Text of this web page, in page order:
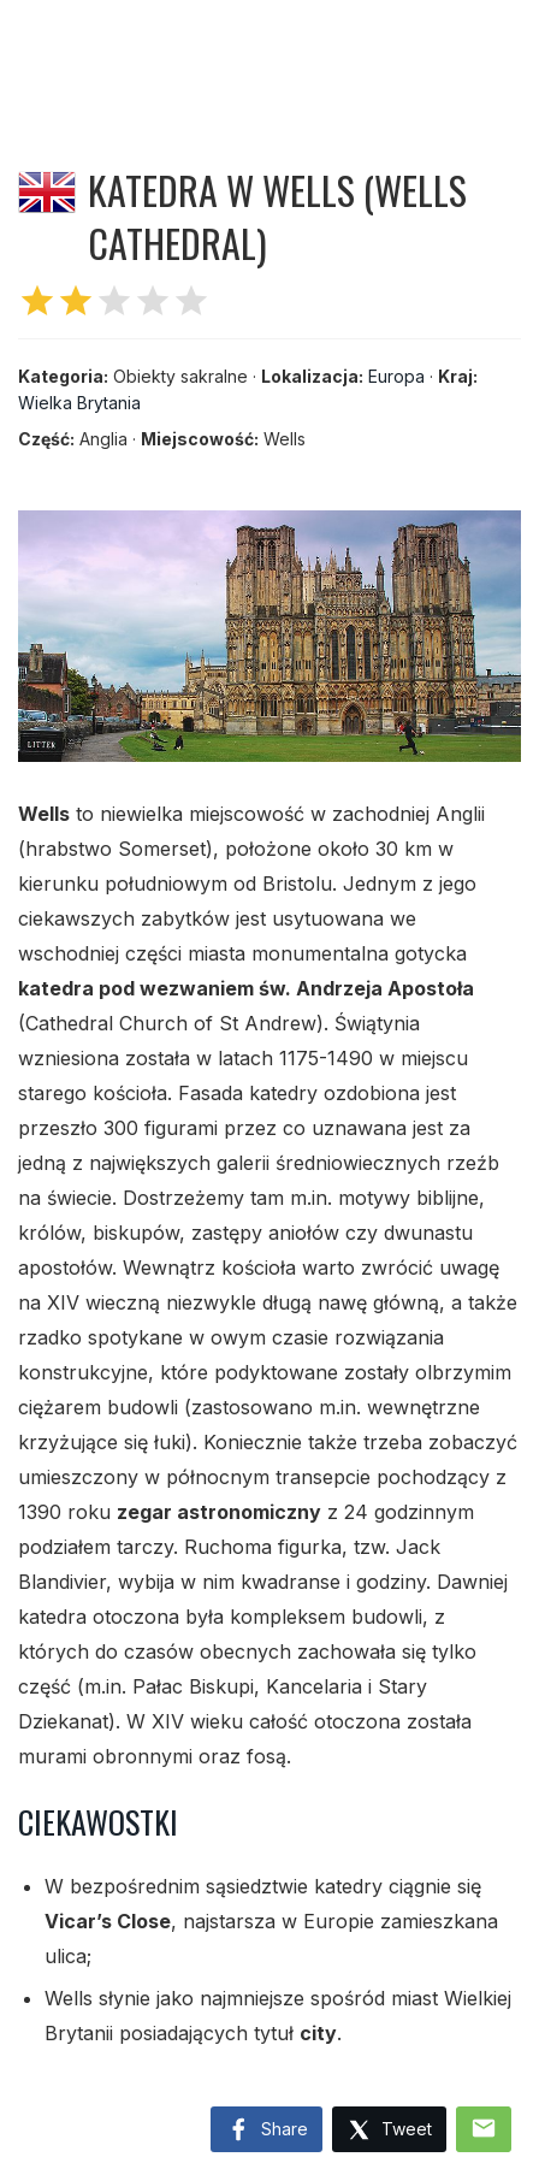
KATEDRA W WELLS (WELLS
CATHEDRAL)
starstar star star star
Kategoria: Obiekty sakralne · Lokalizacja: Europa · Kraj:
Wielka Brytania
Część: Anglia · Miejscowość: Wells
Wells to niewielka miejscowość w zachodniej Anglii
(hrabstwo Somerset), położone około 30 km w
kierunku południowym od Bristolu. Jednym z jego
ciekawszych zabytków jest usytuowana we
wschodniej części miasta monumentalna gotycka
katedra pod wezwaniem św. Andrzeja Apostoła
(Cathedral Church of St Andrew). Świątynia
wzniesiona została w latach 1175-1490 w miejscu
starego kościoła. Fasada katedry ozdobiona jest
przeszło 300 figurami przez co uznawana jest za
jedną z największych galerii średniowiecznych rzeźb
na świecie. Dostrzeżemy tam m.in. motywy biblijne,
królów, biskupów, zastępy aniołów czy dwunastu
apostołów. Wewnątrz kościoła warto zwrócić uwagę
na XIV wieczną niezwykle długą nawę główną, a także
rzadko spotykane w owym czasie rozwiązania
konstrukcyjne, które podyktowane zostały olbrzymim
ciężarem budowli (zastosowano m.in. wewnętrzne
krzyżujące się łuki). Koniecznie także trzeba zobaczyć
umieszczony w północnym transepcie pochodzący z
1390 roku zegar astronomiczny z 24 godzinnym
podziałem tarczy. Ruchoma figurka, tzw. Jack
Blandivier, wybija w nim kwadranse i godziny. Dawniej
katedra otoczona była kompleksem budowli, z
których do czasów obecnych zachowała się tylko
część (m.in. Pałac Biskupi, Kancelaria i Stary
Dziekanat). W XIV wieku całość otoczona została
murami obronnymi oraz fosą.
CIEKAWOSTKI
W bezpośrednim sąsiedztwie katedry ciągnie się
Vicar’s Close, najstarsza w Europie zamieszkana
ulica;
Wells słynie jako najmniejsze spośród miast Wielkiej
Brytanii posiadających tytuł city.
Share Tweet mail